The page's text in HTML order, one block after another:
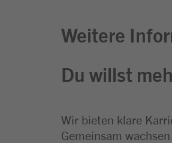
Weitere
Du willst
Wir bieten klare
Gemeinsam